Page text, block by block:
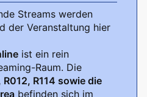
Streams werden
der Veranstaltung hier
ist ein rein
Raum. Die
R012, R114 sowie die
befinden sich im